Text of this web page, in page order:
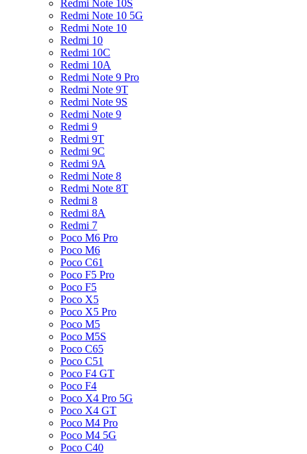
Redmi Note 10S
Redmi Note 10 5G
Redmi Note 10
Redmi 10
Redmi 10C
Redmi 10A
Redmi Note 9 Pro
Redmi Note 9T
Redmi Note 9S
Redmi Note 9
Redmi 9
Redmi 9T
Redmi 9C
Redmi 9A
Redmi Note 8
Redmi Note 8T
Redmi 8
Redmi 8A
Redmi 7
Poco M6 Pro
Poco M6
Poco C61
Poco F5 Pro
Poco F5
Poco X5
Poco X5 Pro
Poco M5
Poco M5S
Poco C65
Poco C51
Poco F4 GT
Poco F4
Poco X4 Pro 5G
Poco X4 GT
Poco M4 Pro
Poco M4 5G
Poco C40